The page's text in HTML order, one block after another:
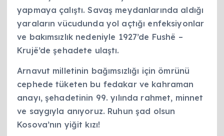
yapmaya çalıştı. Savaş meydanlarında aldığı
yaraların vücudunda yol açtığı enfeksiyonlar
ve bakımsızlık nedeniyle 1927’de Fushë –
Krujë’de şehadete ulaştı.
Arnavut milletinin bağımsızlığı için ömrünü
cephede tüketen bu fedakar ve kahraman
anayı, şehadetinin 99. yılında rahmet, minnet
ve saygıyla anıyoruz. Ruhun şad olsun
Kosova’nın yiğit kızı!